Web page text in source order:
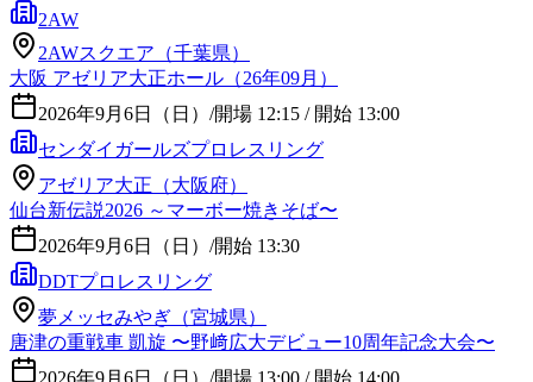
2AW
2AWスクエア（千葉県）
大阪 アゼリア大正ホール（26年09月）
2026年9月6日（日） /開場 12:15 / 開始 13:00
センダイガールズプロレスリング
アゼリア大正（大阪府）
仙台新伝説2026 ～マーボー焼きそば〜
2026年9月6日（日） /開始 13:30
DDTプロレスリング
夢メッセみやぎ（宮城県）
唐津の重戦車 凱旋 〜野﨑広大デビュー10周年記念大会〜
2026年9月6日（日） /開場 13:00 / 開始 14:00